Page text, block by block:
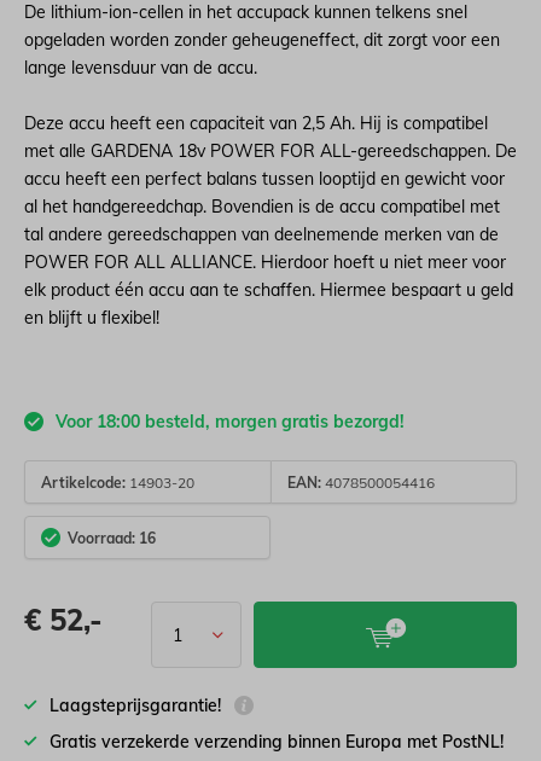
De lithium-ion-cellen in het accupack kunnen telkens snel
opgeladen worden zonder geheugeneffect, dit zorgt voor een
lange levensduur van de accu.
Deze accu heeft een capaciteit van 2,5 Ah. Hij is compatibel
met alle GARDENA 18v POWER FOR ALL-gereedschappen. De
accu heeft een perfect balans tussen looptijd en gewicht voor
al het handgereedchap. Bovendien is de accu compatibel met
tal andere gereedschappen van deelnemende merken van de
POWER FOR ALL ALLIANCE. Hierdoor hoeft u niet meer voor
elk product één accu aan te schaffen. Hiermee bespaart u geld
en blijft u flexibel!
Voor 18:00 besteld, morgen gratis bezorgd!
Artikelcode: 14903-20 EAN: 4078500054416
Voorraad: 16
€ 52,-
Laagsteprijsgarantie!
Gratis verzekerde verzending binnen Europa met PostNL!